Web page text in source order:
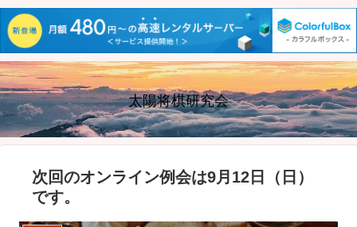
太陽将棋研究会
次回のオンライン例会は9月12日（日）
です。